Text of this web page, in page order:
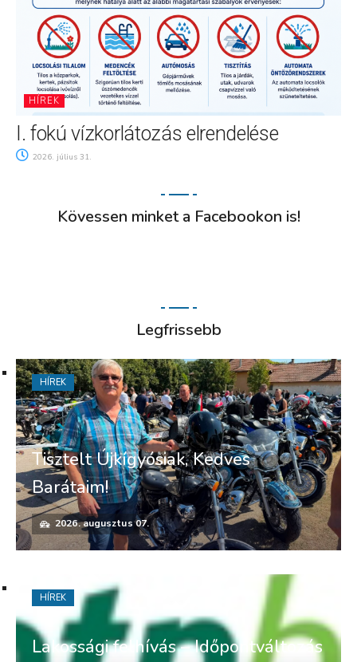
HÍREK
I. fokú vízkorlátozás elrendelése
2026. július 31.
Kövessen minket a Facebookon is!
Legfrissebb
Tisztelt Újkígyósiak, Kedves
Barátaim!
2026. augusztus 07.
HÍREK
Lakossági felhívás – Időpontváltozás
HÍREK